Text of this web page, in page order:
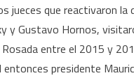
jueces que reactivaron la
y Gustavo Hornos,
Rosada entre el 2015 y
entonces presidente